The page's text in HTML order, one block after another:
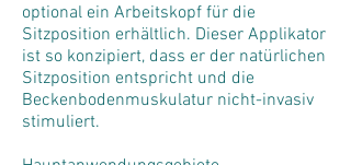
optional ein Arbeitskopf für die
Sitzposition erhältlich. Dieser Applikator
ist so konzipiert, dass er der natürlichen
Sitzposition entspricht und die
Beckenbodenmuskulatur nicht-invasiv
stimuliert.